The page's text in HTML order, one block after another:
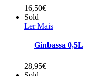
16,50€
Sold
Ler Mais
Ginbassa 0,5L
28,95€